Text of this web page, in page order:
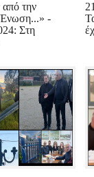
από την
-
Στη